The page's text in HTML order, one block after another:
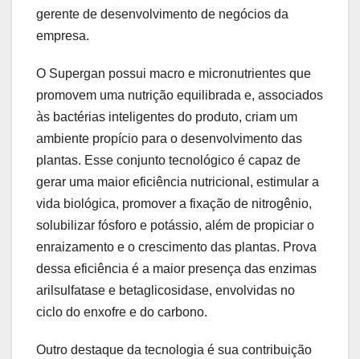
gerente de desenvolvimento de negócios da
empresa.
O Supergan possui macro e micronutrientes que
promovem uma nutrição equilibrada e, associados
às bactérias inteligentes do produto, criam um
ambiente propício para o desenvolvimento das
plantas. Esse conjunto tecnológico é capaz de
gerar uma maior eficiência nutricional, estimular a
vida biológica, promover a fixação de nitrogênio,
solubilizar fósforo e potássio, além de propiciar o
enraizamento e o crescimento das plantas. Prova
dessa eficiência é a maior presença das enzimas
arilsulfatase e betaglicosidase, envolvidas no
ciclo do enxofre e do carbono.
Outro destaque da tecnologia é sua contribuição